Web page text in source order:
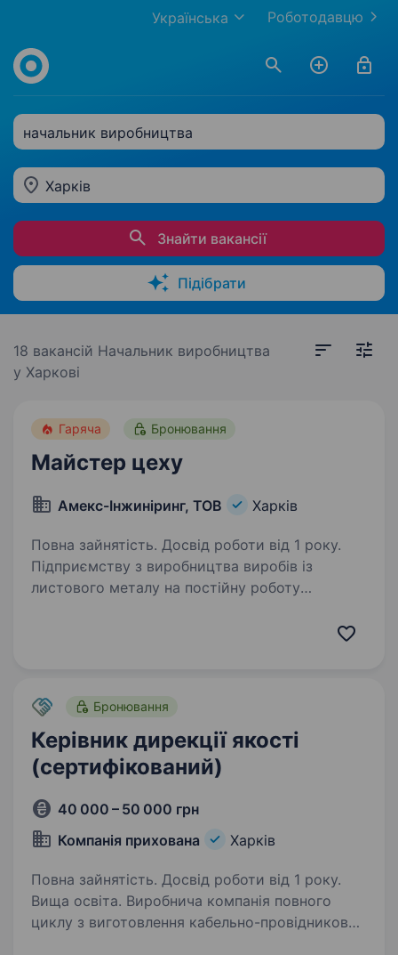
Роботодавцю
Українська
начальник виробництва
Харків
Знайти вакансії
Підібрати
18 вакансій Начальник виробництва
у Харкові
Гаряча Бронювання
Майстер цеху
Амекс-Інжиніринг, ТОВ Харків
Повна зайнятість. Досвід роботи від 1 року.
Підприємству з виробництва виробів із
листового металу на постійну роботу
ЗП висока, стабільна, соц. пакет. Район заводу
Бронювання
Керівник дирекції якості
(сертифікований)
40 000 – 50 000 грн
Компанія прихована
Харків
Повна зайнятість. Досвід роботи від 1 року.
Вища освіта. Виробнича компанія повного
циклу з виготовлення кабельно-провідникової